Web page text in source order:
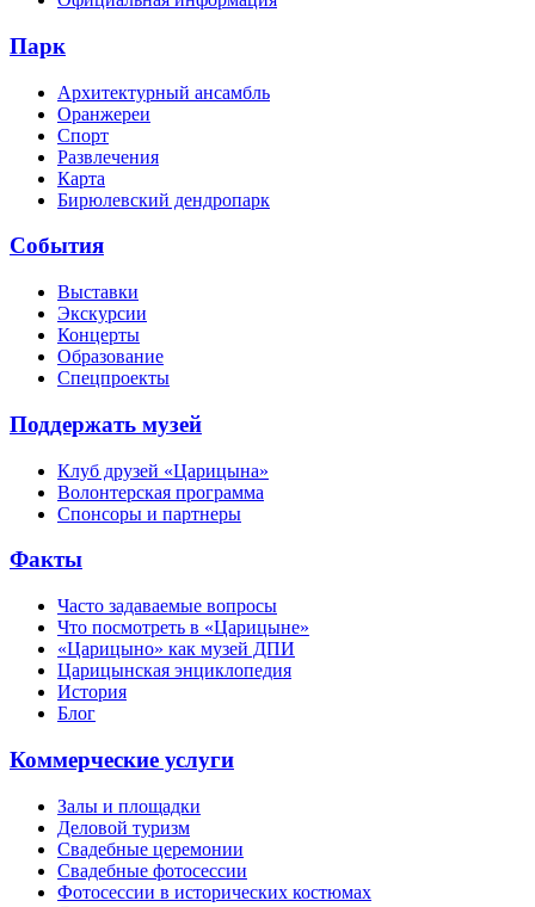
Парк
Архитектурный ансамбль
Оранжереи
Спорт
Развлечения
Карта
Бирюлевский дендропарк
События
Выставки
Экскурсии
Концерты
Образование
Спецпроекты
Поддержать музей
Клуб друзей «Царицына»
Волонтерская программа
Спонсоры и партнеры
Факты
Часто задаваемые вопросы
Что посмотреть в «Царицыне»
«Царицыно» как музей ДПИ
Царицынская энциклопедия
История
Блог
Коммерческие услуги
Залы и площадки
Деловой туризм
Свадебные церемонии
Свадебные фотосессии
Фотосессии в исторических костюмах